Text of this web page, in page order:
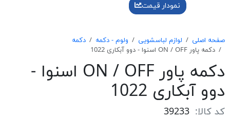
نمودار قیمت
صفحه اصلی لوازم لباسشویی ولوم - دکمه
دکمه
دکمه پاور ON / OFF اسنوا - دوو آبکاری 1022
دکمه پاور ON / OFF اسنوا -
دوو آبکاری 1022
کد کالا: 39233